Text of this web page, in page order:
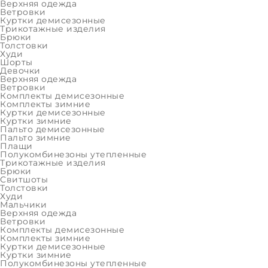
Верхняя одежда
Ветровки
Куртки демисезонные
Трикотажные изделия
Брюки
Толстовки
Худи
Шорты
Девочки
Верхняя одежда
Ветровки
Комплекты демисезонные
Комплекты зимние
Куртки демисезонные
Куртки зимние
Пальто демисезонные
Пальто зимние
Плащи
Полукомбинезоны утепленные
Трикотажные изделия
Брюки
Свитшоты
Толстовки
Худи
Мальчики
Верхняя одежда
Ветровки
Комплекты демисезонные
Комплекты зимние
Куртки демисезонные
Куртки зимние
Полукомбинезоны утепленные
Трикотажные изделия
Девочки
Верхняя одежда
Трикотажные изделия
Мальчики
Верхняя одежда
Трикотажные изделия
РАСПРОДАЖА
Девочки
Женщины
Мальчики
Мужчины
Последний размер
Девочки
Распродажа трикотажные